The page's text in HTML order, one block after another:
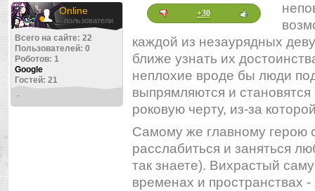
Online
пользователи
Всего на сайте: 22
Пользователей: 0
Роботов: 1
Google
Гостей: 21
-
+30
каждой из незаурядных
ближе узнать их
неплохие вроде бы люди
выпрямляются и
роковую черту, из-за
Самому же главному герою
расслабиться и заняться
так знаете). Вихрастый
временах и пространствах